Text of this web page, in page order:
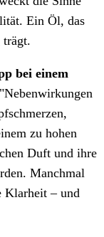
Ein Öl, das
trägt.
bei einem
zu hohen
Duft und ihre
Manchmal
Klarheit – und